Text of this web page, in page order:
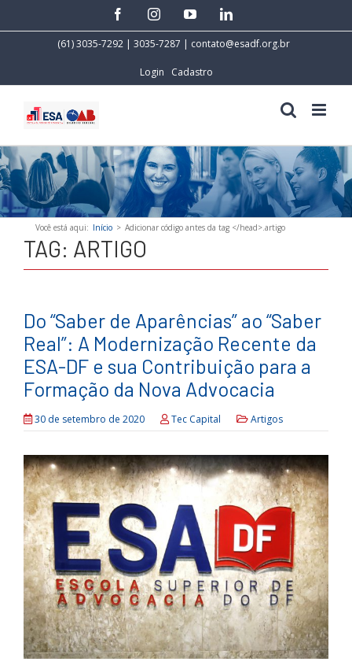
facebookinstagramyoutubelinkedin
(61) 3035-7292 | 3035-7287 | contato@esadf.org.br
Login Cadastro
Você está aqui: Início > Adicionar código antes da tag </head>.artigo
TAG: ARTIGO
Do “Saber de Aparências” ao “Saber
Real”: A Modernização Recente da
ESA-DF e sua Contribuição para a
Formação da Nova Advocacia
30 de setembro de 2020 Tec Capital Artigos